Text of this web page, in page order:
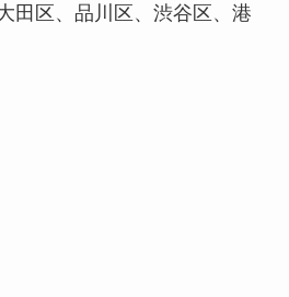
田区、品川区、渋谷区、港